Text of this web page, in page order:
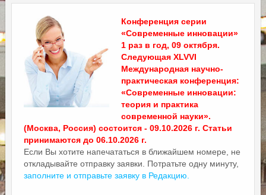
Конференция серии
«Современные инновации»
1 раз в год, 09 октября.
Следующая XLVVI
Международная научно-
практическая конференция:
«Современные инновации:
теория и практика
современной науки».
(Москва, Россия) состоится - 09.10.2026 г. Статьи
принимаются до 06.10.2026 г.
Если Вы хотите напечататься в ближайшем номере, не
откладывайте отправку заявки. Потратьте одну минуту,
заполните и отправьте заявку в Редакцию.